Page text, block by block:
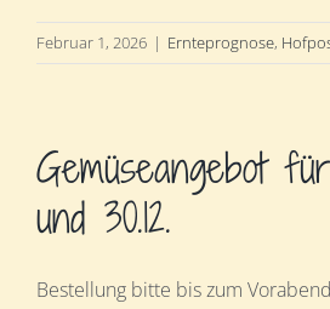
Februar 1, 2026 | Ernteprognose,
Gemüseangebot
und 30.12.
Bestellung bitte bis zum